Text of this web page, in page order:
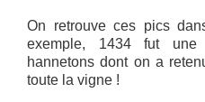
On retrouve ces pics
exemple, 1434 fut une
hannetons dont on a
toute la vigne !